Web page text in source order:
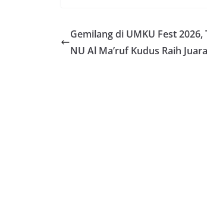
Gemilang di UMKU Fest 2026,
NU Al Ma’ruf Kudus Raih